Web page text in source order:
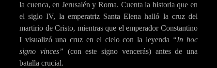
la cuenca, en Jerusalén y Roma. Cuenta la historia que en
el siglo IV, la emperatriz Santa Elena halló la cruz del
martirio de Cristo, mientras que el emperador Constantino
I visualizó una cruz en el cielo con la leyenda “In hoc
signo vinces” (con este signo vencerás) antes de una
batalla crucial.